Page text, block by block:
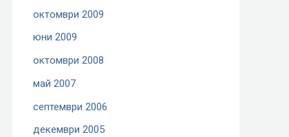
октомври 2009
юни 2009
октомври 2008
май 2007
септември 2006
декември 2005